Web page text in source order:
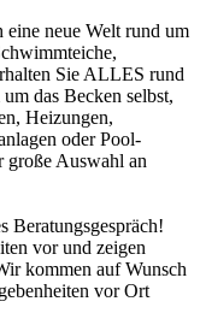
neue Welt rund um
Sie ALLES rund
das Becken selbst,
Heizungen,
oder Pool-
große Auswahl an
Beratungsgespräch!
vor und zeigen
kommen auf Wunsch
vor Ort